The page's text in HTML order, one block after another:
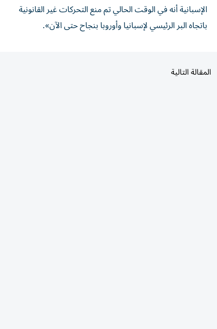
الإسبانية أنه ​في ‌الوقت ‌الحالي تم منع التحركات غير ‌القانونية
باتجاه ‌البر الرئيسي ⁠لإسبانيا وأوروبا ‌بنجاح حتى الآن».
المقالة التالية